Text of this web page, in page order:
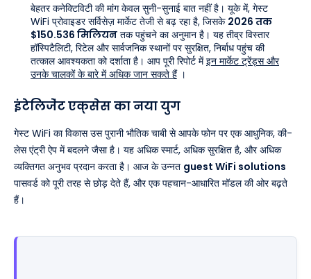
बेहतर कनेक्टिविटी की मांग केवल सुनी-सुनाई बात नहीं है। यूके में, गेस्ट
WiFi प्रोवाइडर सर्विसेज़ मार्केट तेजी से बढ़ रहा है, जिसके 2026 तक
$150.536 मिलियन तक पहुंचने का अनुमान है। यह तीव्र विस्तार
हॉस्पिटैलिटी, रिटेल और सार्वजनिक स्थानों पर सुरक्षित, निर्बाध पहुंच की
तत्काल आवश्यकता को दर्शाता है। आप पूरी रिपोर्ट मेंइन मार्केट ट्रेंड्स और
उनके चालकों के बारे में अधिक जान सकते हैं।
इंटेलिजेंट एक्सेस का नया युग
गेस्ट WiFi का विकास उस पुरानी भौतिक चाबी से आपके फोन पर एक आधुनिक, की-
लेस एंट्री ऐप में बदलने जैसा है। यह अधिक स्मार्ट, अधिक सुरक्षित है, और अधिक
व्यक्तिगत अनुभव प्रदान करता है। आज के उन्नत guest WiFi solutions
पासवर्ड को पूरी तरह से छोड़ देते हैं, और एक पहचान-आधारित मॉडल की ओर बढ़ते
हैं।